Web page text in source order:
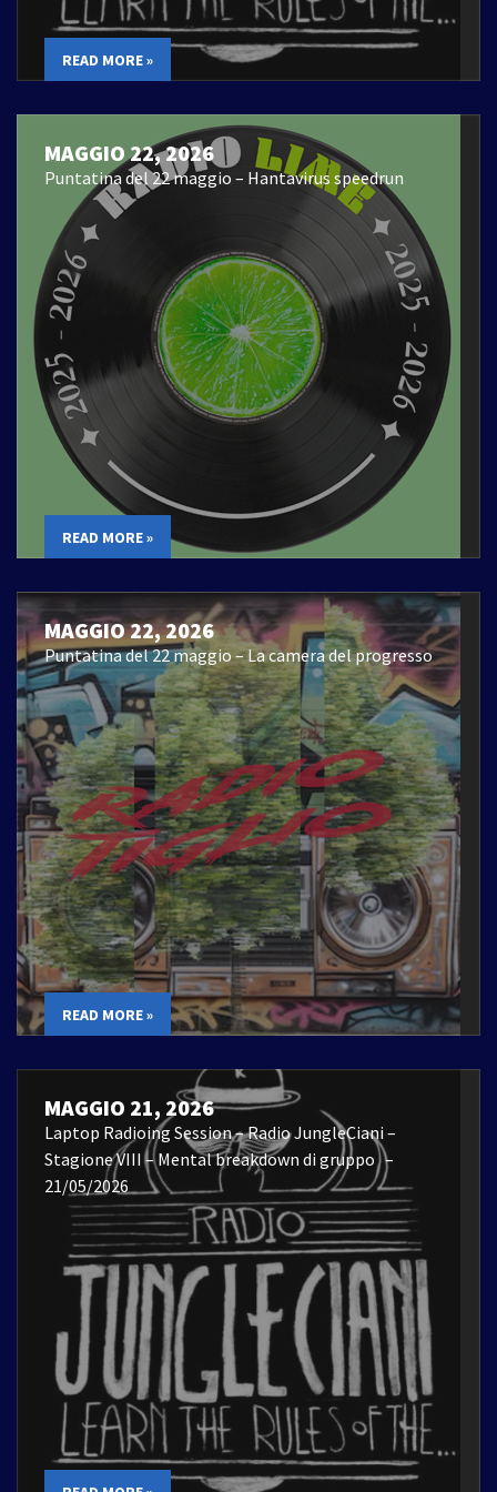
READ MORE »
MAGGIO 22, 2026
Puntatina del 22 maggio – Hantavirus speedrun
READ MORE »
MAGGIO 22, 2026
Puntatina del 22 maggio – La camera del progresso
READ MORE »
MAGGIO 21, 2026
Laptop Radioing Session – Radio JungleCiani –
Stagione VIII – Mental breakdown di gruppo –
21/05/2026